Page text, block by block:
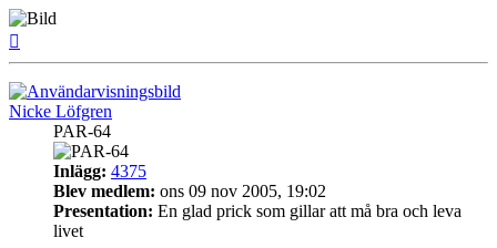
Nicke Löfgren
PAR-64
Inlägg: 4375
Blev medlem: ons 09 nov 2005, 19:02
Presentation: En glad prick som gillar att må bra och leva
livet